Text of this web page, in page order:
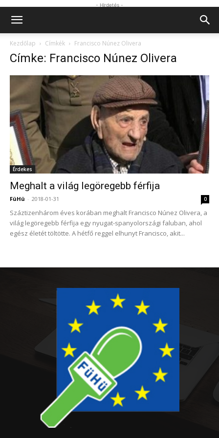
- Hirdetés -
Kezdőlap Címkék Francisco Núnez Olivera
Címke: Francisco Núnez Olivera
Érdekes
Meghalt a világ legöregebb férfija
FüHü - 2018-01-31 0
Száztizenhárom éves korában meghalt Francisco Núnez Olivera, a
világ legöregebb férfija egy nyugat-spanyolországi faluban, ahol
egész életét töltötte. A hétfő reggel elhunyt Francisco, akit...